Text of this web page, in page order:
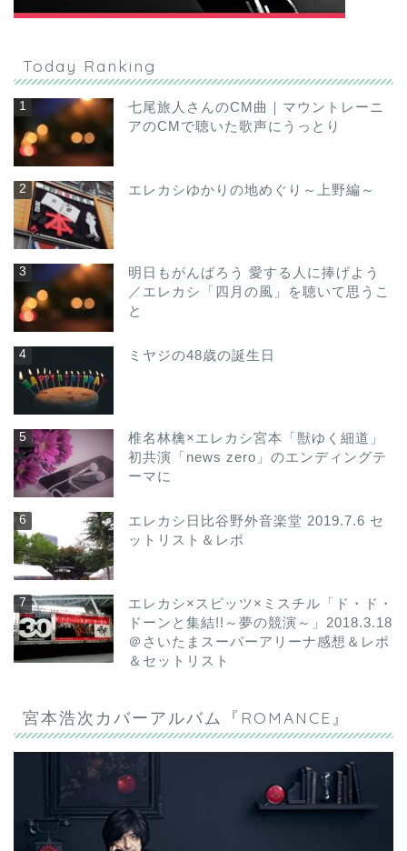
Today Ranking
七尾旅人さんのCM曲｜マウントレーニ
アのCMで聴いた歌声にうっとり
エレカシゆかりの地めぐり～上野編～
明日もがんばろう 愛する人に捧げよう
／エレカシ「四月の風」を聴いて思うこ
と
ミヤジの48歳の誕生日
椎名林檎×エレカシ宮本「獣ゆく細道」
初共演「news zero」のエンディングテ
ーマに
エレカシ日比谷野外音楽堂 2019.7.6 セ
ットリスト＆レポ
エレカシ×スピッツ×ミスチル「ド・ド・
ドーンと集結!!～夢の競演～」2018.3.18
＠さいたまスーパーアリーナ感想＆レポ
＆セットリスト
宮本浩次カバーアルバム『ROMANCE』